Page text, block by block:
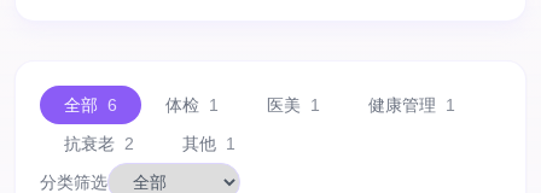
全部 6 体检 1 医美 1 健康管理
1
抗衰老 2 其他 1
分类筛选